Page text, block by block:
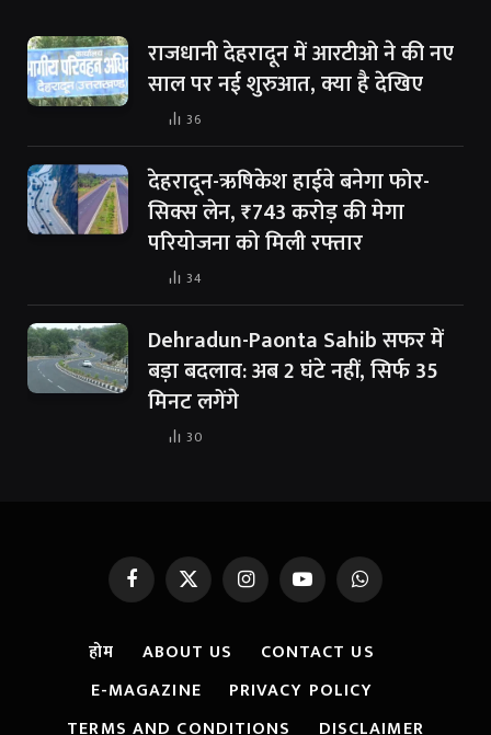
राजधानी देहरादून में आरटीओ ने की नए
साल पर नई शुरुआत, क्या है देखिए
36
देहरादून-ऋषिकेश हाईवे बनेगा फोर-
सिक्स लेन, ₹743 करोड़ की मेगा
परियोजना को मिली रफ्तार
34
Dehradun-Paonta Sahib सफर में
बड़ा बदलाव: अब 2 घंटे नहीं, सिर्फ 35
मिनट लगेंगे
30
FacebookX
(Twitter)
InstagramYouTubeWhatsApp
होम ABOUT US
CONTACT US
E-MAGAZINE
PRIVACY POLICY